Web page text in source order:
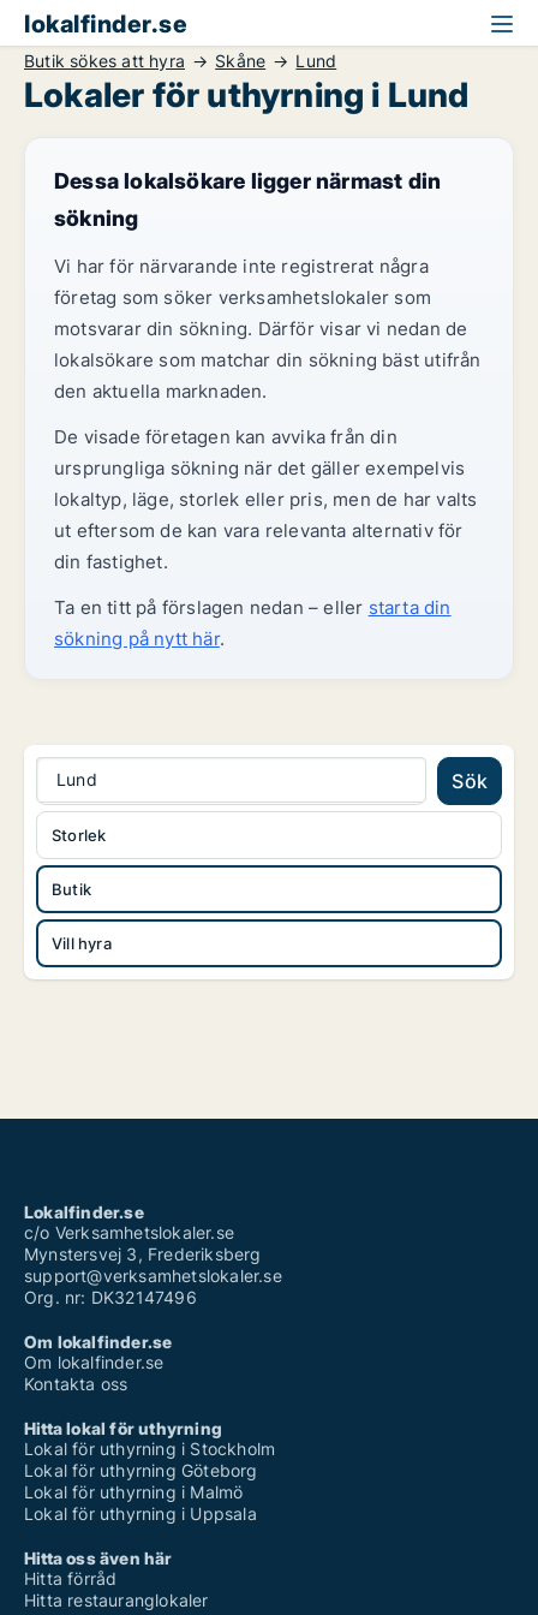
lokalfinder.se
Butik sökes att hyra Skåne Lund
Lokaler för uthyrning i Lund
Dessa lokalsökare ligger närmast din
sökning
Vi har för närvarande inte registrerat några
företag som söker verksamhetslokaler som
motsvarar din sökning. Därför visar vi nedan de
lokalsökare som matchar din sökning bäst utifrån
den aktuella marknaden.
De visade företagen kan avvika från din
ursprungliga sökning när det gäller exempelvis
lokaltyp, läge, storlek eller pris, men de har valts
ut eftersom de kan vara relevanta alternativ för
din fastighet.
Ta en titt på förslagen nedan – eller starta din
sökning på nytt här.
Lund Sök
Butik
Vill hyra
Storlek
Lokalfinder.se
c/o Verksamhetslokaler.se
Mynstersvej 3, Frederiksberg
support@verksamhetslokaler.se
Org. nr: DK32147496
Om lokalfinder.se
Om lokalfinder.se
Kontakta oss
Hitta lokal för uthyrning
Lokal för uthyrning i Stockholm
Lokal för uthyrning Göteborg
Lokal för uthyrning i Malmö
Lokal för uthyrning i Uppsala
Hitta oss även här
Hitta förråd
Hitta restauranglokaler